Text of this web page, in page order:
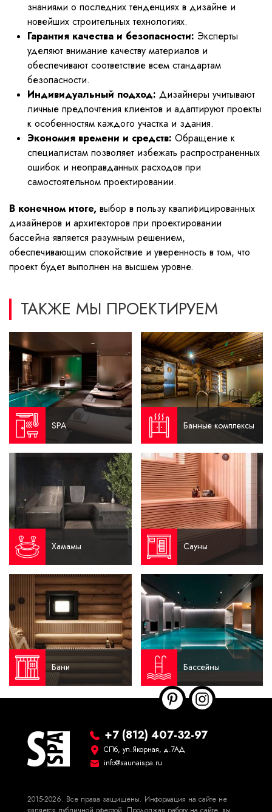
знаниями о последних тенденциях в дизайне и
новейших строительных технологиях.
Гарантия качества и безопасности: Эксперты
уделяют внимание качеству материалов и
обеспечивают соответствие всем стандартам
безопасности.
Индивидуальный подход: Дизайнеры учитывают
личные предпочтения клиентов и адаптируют проекты
к особенностям каждого участка и здания.
Экономия времени и средств: Обращение к
специалистам позволяет избежать распространенных
ошибок и неоправданных расходов при
самостоятельном проектировании.
В конечном итоге, выбор в пользу квалифицированных
дизайнеров и архитекторов при проектировании
бассейна является разумным решением,
обеспечивающим спокойствие и уверенность в том, что
проект будет выполнен на высшем уровне.
ТАКЖЕ МЫ ПРОЕКТИРУЕМ
SPA Банные комплексы
Хамамы Сауны
Бани Бассейны
+7 (812) 407-32-97
СПб, ул.Якорная, д.7АД
info@saunaispa.ru
2015-2026. Все права защищены. Информация на сайте не